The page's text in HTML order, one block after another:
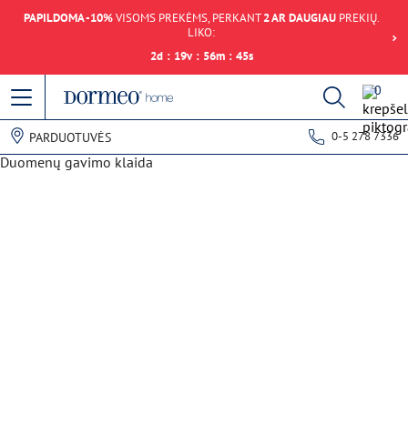
PAPILDOMA -10%VISOMS PREKĖMS, PERKANT2 AR DAUGIAUPREKIŲ.
LIKO:
2d : 19v : 56m : 45s
0
PARDUOTUVĖS 0-5 278 7336
Duomenų gavimo klaida